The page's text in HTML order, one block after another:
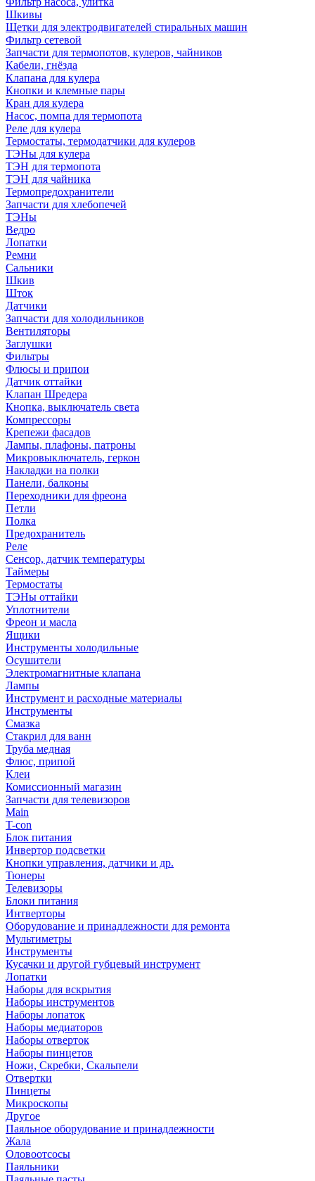
Шкивы
Щетки для электродвигателей стиральных машин
Фильтр сетевой
Запчасти для термопотов, кулеров, чайников
Кабели, гнёзда
Клапана для кулера
Кнопки и клемные пары
Кран для кулера
Насос, помпа для термопота
Реле для кулера
Термостаты, термодатчики для кулеров
ТЭНы для кулера
ТЭН для термопота
ТЭН для чайника
Термопредохранители
Запчасти для хлебопечей
ТЭНы
Ведро
Лопатки
Ремни
Сальники
Шкив
Шток
Датчики
Запчасти для холодильников
Вентиляторы
Заглушки
Фильтры
Флюсы и припои
Датчик оттайки
Клапан Шредера
Кнопка, выключатель света
Компрессоры
Крепежи фасадов
Лампы, плафоны, патроны
Микровыключатель, геркон
Накладки на полки
Панели, балконы
Переходники для фреона
Петли
Полка
Предохранитель
Реле
Сенсор, датчик температуры
Таймеры
Термостаты
ТЭНы оттайки
Уплотнители
Фреон и масла
Ящики
Инструменты холодильные
Осушители
Электромагнитные клапана
Лампы
Инструмент и расходные материалы
Инструменты
Смазка
Стакрил для ванн
Труба медная
Флюс, припой
Клеи
Комиссионный магазин
Запчасти для телевизоров
Main
T-con
Блок питания
Инвертор подсветки
Кнопки управления, датчики и др.
Тюнеры
Телевизоры
Блоки питания
Интверторы
Оборудование и принадлежности для ремонта
Мультиметры
Инструменты
Кусачки и другой губцевый инструмент
Лопатки
Наборы для вскрытия
Наборы инструментов
Наборы лопаток
Наборы медиаторов
Наборы отверток
Наборы пинцетов
Ножи, Скребки, Скальпели
Отвертки
Пинцеты
Микроскопы
Другое
Паяльное оборудование и принадлежности
Жала
Оловоотсосы
Паяльники